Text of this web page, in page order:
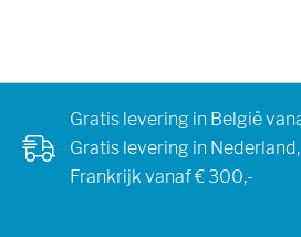
Gratis levering in België
Gratis levering in
Frankrijk vanaf € 300,-